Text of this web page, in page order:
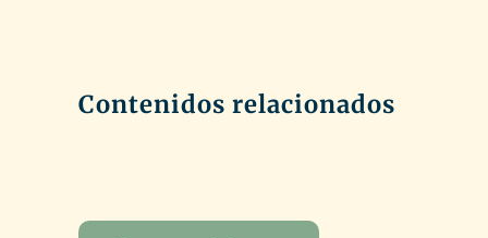
Contenidos relacionados